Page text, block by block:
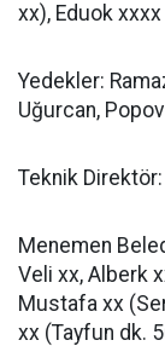
xx), Eduok
Yedekler:
Uğurcan, Popov
Teknik
Menemen
Veli xx, Alberk
Mustafa xx
xx (Tayfun dk.